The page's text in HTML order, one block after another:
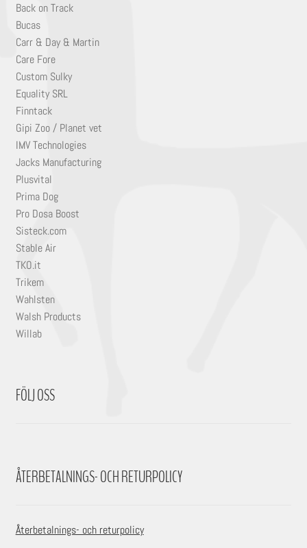
Back on Track
Bucas
Carr & Day & Martin
Care Fore
Custom Sulky
Equality SRL
Finntack
Gipi Zoo / Planet vet
IMV Technologies
Jacks Manufacturing
Plusvital
Prima Dog
Pro Dosa Boost
Sisteck.com
Stable Air
TKO.it
Trikem
Wahlsten
Walsh Products
Willab
FÖLJ OSS
ÅTERBETALNINGS- OCH RETURPOLICY
Återbetalnings- och returpolicy